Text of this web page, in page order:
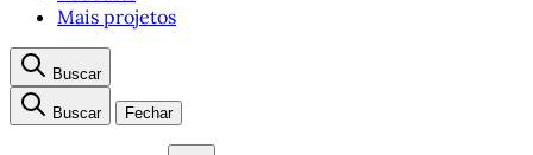
Mais projetos
Buscar
Buscar Fechar